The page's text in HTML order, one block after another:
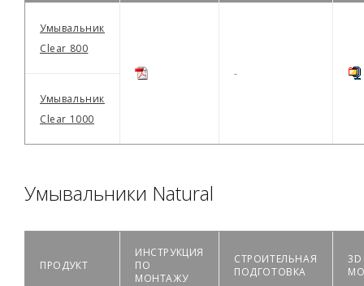
Умывальник
Clear 800
-
Умывальник
Clear 1000
Умывальники Natural
ПРОДУКТ
ИНСТРУКЦИЯ
ПО
МОНТАЖУ
СТРОИТЕЛЬНАЯ
ПОДГОТОВКА
3D